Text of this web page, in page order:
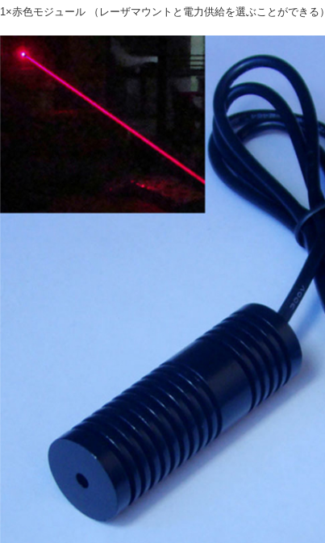
1×赤色モジュール （レーザマウントと電力供給を選ぶことができる）